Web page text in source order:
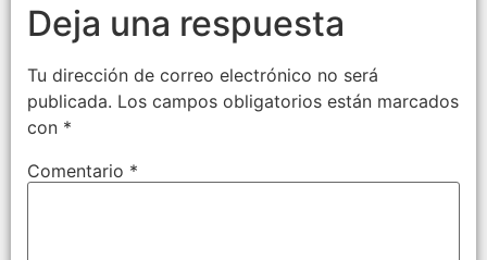
Deja una respuesta
Tu dirección de correo electrónico no será
publicada. Los campos obligatorios están marcados
con *
Comentario *